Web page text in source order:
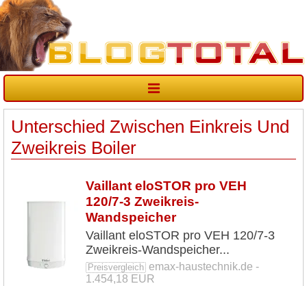
Unterschied Zwischen Einkreis Und
Zweikreis Boiler
Vaillant eloSTOR pro VEH
120/7-3 Zweikreis-
Wandspeicher
Vaillant eloSTOR pro VEH 120/7-3
Zweikreis-Wandspeicher...
Preisvergleich emax-haustechnik.de -
1.454,18 EUR